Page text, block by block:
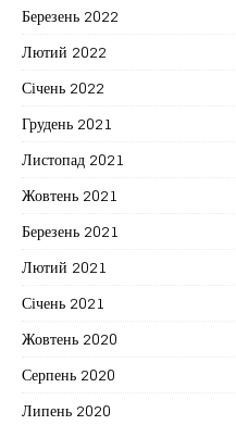
Березень 2022
Лютий 2022
Січень 2022
Грудень 2021
Листопад 2021
Жовтень 2021
Березень 2021
Лютий 2021
Січень 2021
Жовтень 2020
Серпень 2020
Липень 2020